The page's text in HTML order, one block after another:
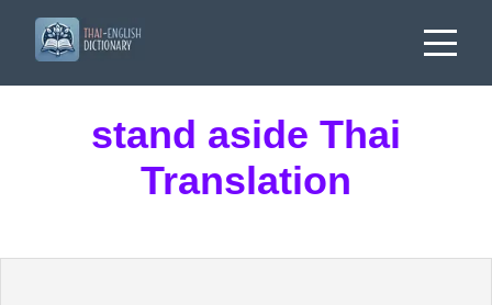
stand aside Thai
Translation